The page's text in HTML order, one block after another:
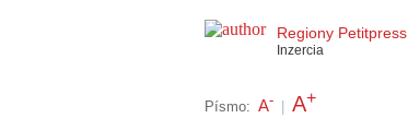
Regiony Petitpress
Inzercia
Písmo: A- A+